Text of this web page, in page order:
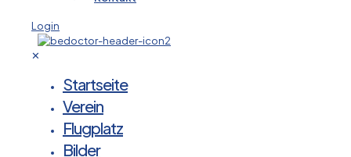
Login
✕
Startseite
Verein
Flugplatz
Bilder